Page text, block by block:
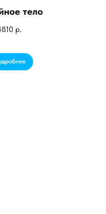
тело
р.